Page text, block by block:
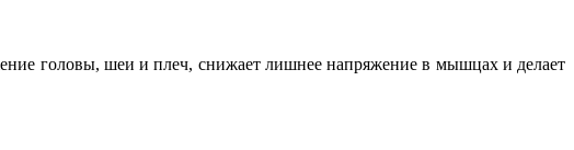
головы, шеи и плеч, снижает лишнее напряжение в мышцах и делает